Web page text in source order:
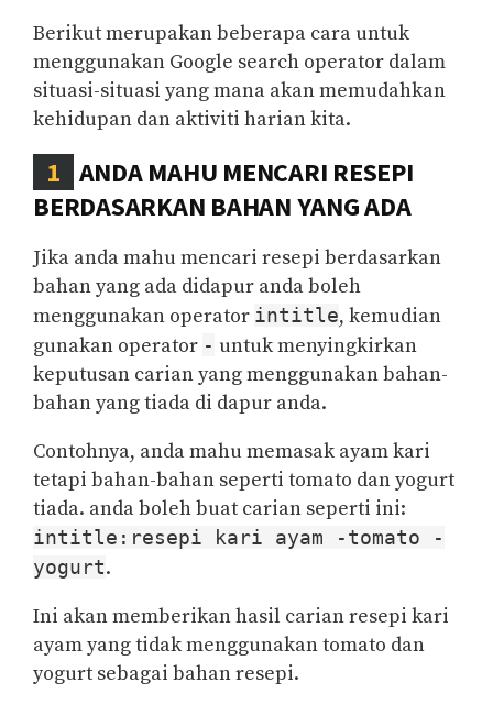
Berikut merupakan beberapa cara untuk
menggunakan Google search operator dalam
situasi-situasi yang mana akan memudahkan
kehidupan dan aktiviti harian kita.
1 ANDA MAHU MENCARI RESEPI
BERDASARKAN BAHAN YANG ADA
Jika anda mahu mencari resepi berdasarkan
bahan yang ada didapur anda boleh
menggunakan operator intitle, kemudian
gunakan operator - untuk menyingkirkan
keputusan carian yang menggunakan bahan-
bahan yang tiada di dapur anda.
Contohnya, anda mahu memasak ayam kari
tetapi bahan-bahan seperti tomato dan yogurt
tiada. anda boleh buat carian seperti ini:
intitle:resepi kari ayam -tomato -
yogurt.
Ini akan memberikan hasil carian resepi kari
ayam yang tidak menggunakan tomato dan
yogurt sebagai bahan resepi.